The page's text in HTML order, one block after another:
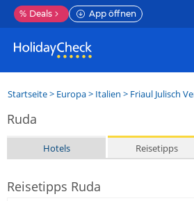
% Deals App öffnen
Startseite> Europa> Italien > Friaul Julisch
Ruda
Hotels Reisetipps
Reisetipps Ruda